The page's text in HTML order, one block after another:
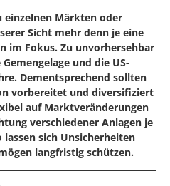
einzelnen Märkten oder
Sicht mehr denn je eine
im Fokus. Zu unvorhersehbar
und die US-
Dementsprechend sollten
vorbereitet und diversifiziert
auf Marktveränderungen
verschiedener Anlagen je
lassen sich Unsicherheiten
langfristig schützen.